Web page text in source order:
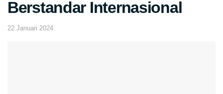
Berstandar Internasional
22 Januari 2024